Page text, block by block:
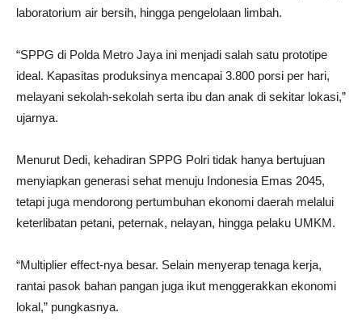
laboratorium air bersih, hingga pengelolaan limbah.
“SPPG di Polda Metro Jaya ini menjadi salah satu prototipe
ideal. Kapasitas produksinya mencapai 3.800 porsi per hari,
melayani sekolah-sekolah serta ibu dan anak di sekitar lokasi,”
ujarnya.
Menurut Dedi, kehadiran SPPG Polri tidak hanya bertujuan
menyiapkan generasi sehat menuju Indonesia Emas 2045,
tetapi juga mendorong pertumbuhan ekonomi daerah melalui
keterlibatan petani, peternak, nelayan, hingga pelaku UMKM.
“Multiplier effect-nya besar. Selain menyerap tenaga kerja,
rantai pasok bahan pangan juga ikut menggerakkan ekonomi
lokal,” pungkasnya.